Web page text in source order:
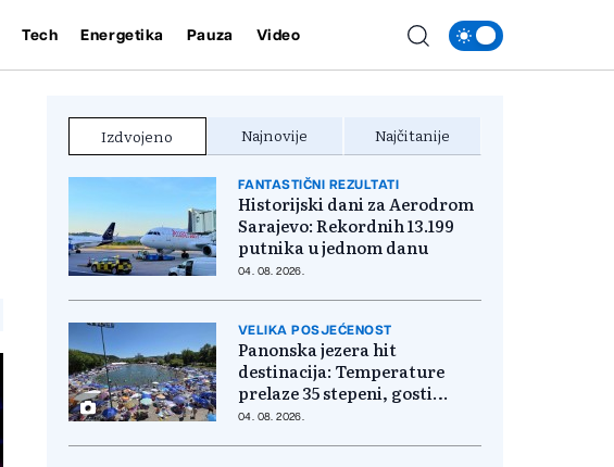
Tech Energetika Pauza Video
Izdvojeno Najnovije Najčitanije
FANTASTIČNI REZULTATI
Historijski dani za Aerodrom
Sarajevo: Rekordnih 13.199
putnika u jednom danu
04. 08. 2026.
VELIKA POSJEĆENOST
Panonska jezera hit
destinacija: Temperature
prelaze 35 stepeni, gosti
pristižu iz cijele regije
04. 08. 2026.